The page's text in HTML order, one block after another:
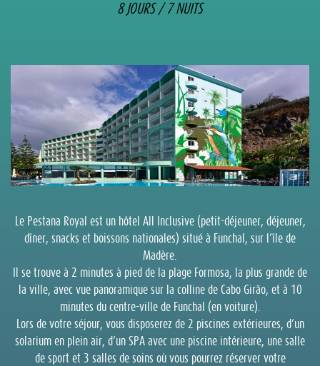
8 JOURS / 7 NUITS
Le Pestana Royal est un hôtel All Inclusive (petit-déjeuner, déjeuner,
dîner, snacks et boissons nationales) situé à Funchal, sur l’île de
Madère.
Il se trouve à 2 minutes à pied de la plage Formosa, la plus grande de
la ville, avec vue panoramique sur la colline de Cabo Girão, et à 10
minutes du centre-ville de Funchal (en voiture).
Lors de votre séjour, vous disposerez de 2 piscines extérieures, d’un
solarium en plein air, d’un SPA avec une piscine intérieure, une salle
de sport et 3 salles de soins où vous pourrez réserver votre